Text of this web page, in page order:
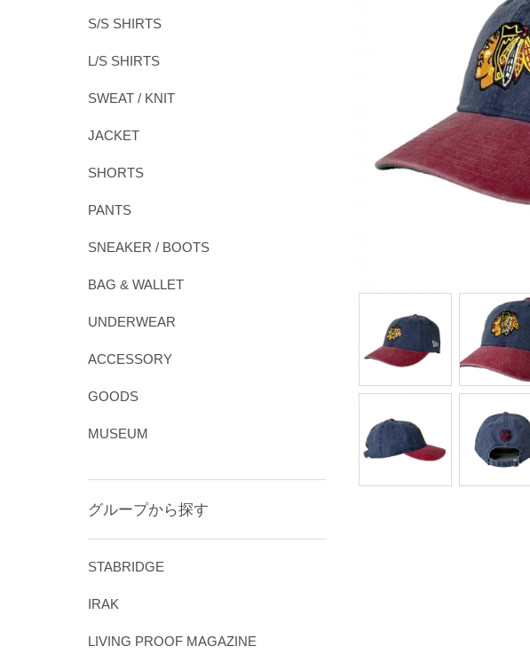
S/S SHIRTS
L/S SHIRTS
SWEAT / KNIT
JACKET
SHORTS
PANTS
SNEAKER / BOOTS
BAG & WALLET
UNDERWEAR
ACCESSORY
GOODS
MUSEUM
グループから探す
STABRIDGE
IRAK
LIVING PROOF MAGAZINE